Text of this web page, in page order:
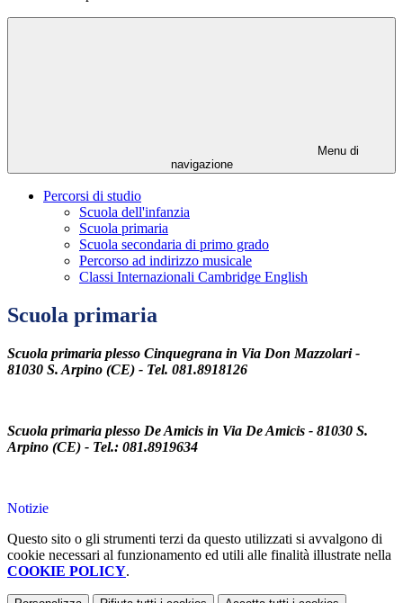
Menu di
navigazione
Percorsi di studio
Scuola dell'infanzia
Scuola primaria
Scuola secondaria di primo grado
Percorso ad indirizzo musicale
Classi Internazionali Cambridge English
Scuola primaria
Scuola primaria plesso Cinquegrana in Via Don Mazzolari -
81030 S. Arpino (CE) - Tel. 081.8918126
Scuola primaria plesso De Amicis in Via De Amicis - 81030 S.
Arpino (CE) - Tel.: 081.8919634
Notizie
Questo sito o gli strumenti terzi da questo utilizzati si avvalgono di
cookie necessari al funzionamento ed utili alle finalità illustrate nella
COOKIE POLICY.